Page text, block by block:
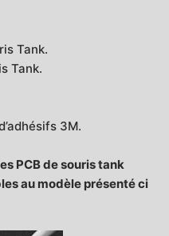
Tank.
Tank.
3M.
PCB de souris tank
au modèle présenté ci